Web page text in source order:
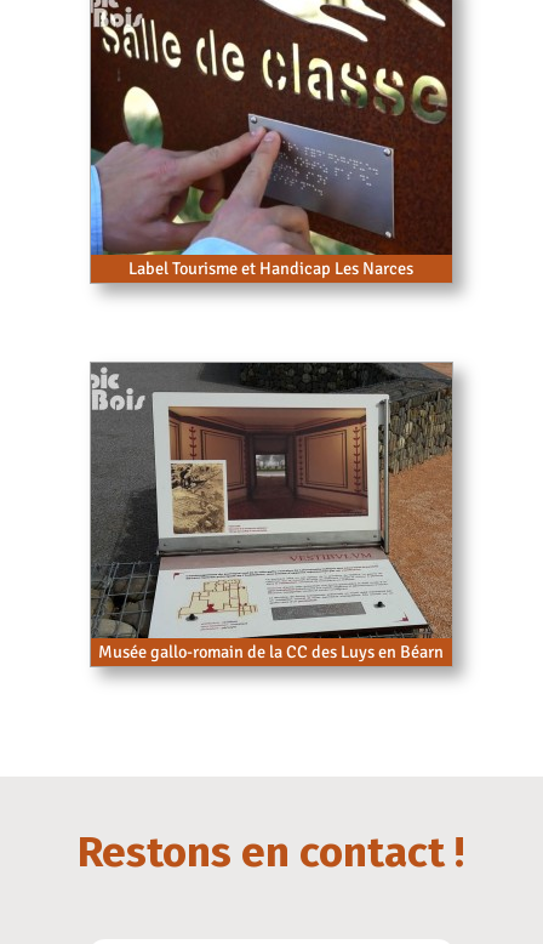
Label Tourisme et Handicap Les Narces
Musée gallo-romain de la CC des Luys en Béarn
Restons en contact !